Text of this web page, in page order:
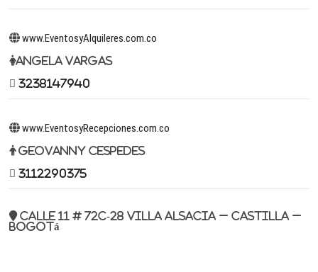
www.EventosyAlquileres.com.co
Angela Vargas
3238147940
www.EventosyRecepciones.com.co
Geovanny Cespedes
3112290375
Calle 11 # 72c-28 Villa Alsacia – Castilla –
Bogotá